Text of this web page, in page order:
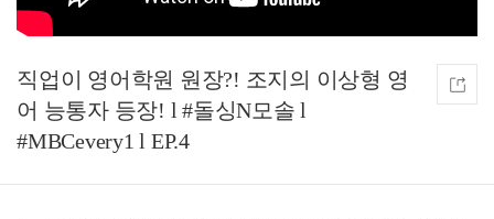
직업이 영어학원 원장?! 조지의 이상형 영
어 능통자 등장! l #돌싱N모솔 l
#MBCevery1 l EP.4